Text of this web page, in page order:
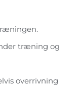
træning og
overrivning